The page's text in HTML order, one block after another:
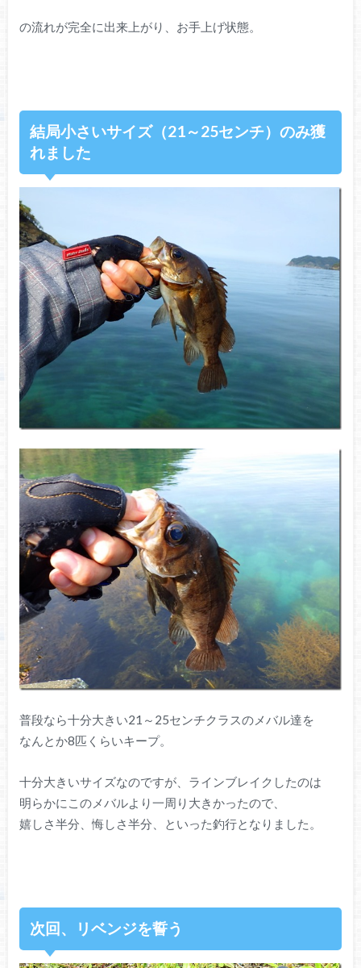
の流れが完全に出来上がり、お手上げ状態。
結局小さいサイズ（21～25センチ）のみ獲
れました
普段なら十分大きい21～25センチクラスのメバル達を
なんとか8匹くらいキープ。
十分大きいサイズなのですが、ラインブレイクしたのは
明らかにこのメバルより一周り大きかったので、
嬉しさ半分、悔しさ半分、といった釣行となりました。
次回、リベンジを誓う